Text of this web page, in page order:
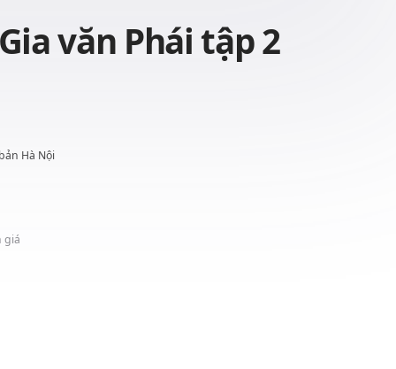
văn Phái tập 2
Hà Nội
giá